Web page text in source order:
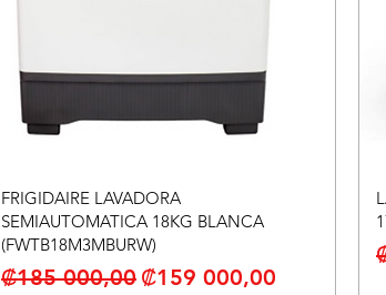
FRIGIDAIRE LAVADORA
SEMIAUTOMATICA 18KG BLANCA
(FWTB18M3MBURW)
Precio
₡185 000,00 Precio de oferta
₡159 000,00